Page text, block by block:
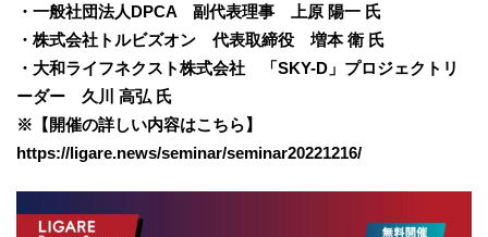
・一般社団法人DPCA 副代表理事 上原 陽一 氏
・株式会社トルビズオン 代表取締役 増本 衛 氏
・大和ライフネクスト株式会社 「SKY-D」プロジェクトリ
ーダー 久川 高弘 氏
※【開催の詳しい内容はこちら】
https://ligare.news/seminar/seminar20221216/